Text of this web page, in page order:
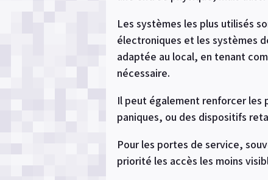
Les systèmes les plus utilisés
électroniques et les systèmes
adaptée au local, en tenant
nécessaire.
Il peut également renforcer les
paniques, ou des dispositifs
Pour les portes de service,
priorité les accès les moins